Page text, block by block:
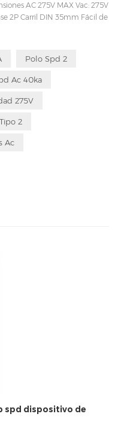
AC 275V MAX Vac: 275V
2P Carril DIN 35mm Fácil de
Polo Spd 2
Ac 40ka
275V
2
Ac
spd dispositivo de